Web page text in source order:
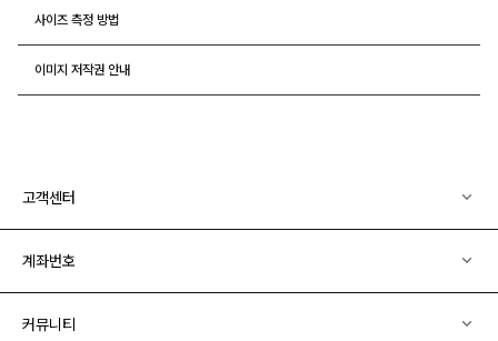
사이즈 측정 방법
이미지 저작권 안내
고객센터
계좌번호
커뮤니티